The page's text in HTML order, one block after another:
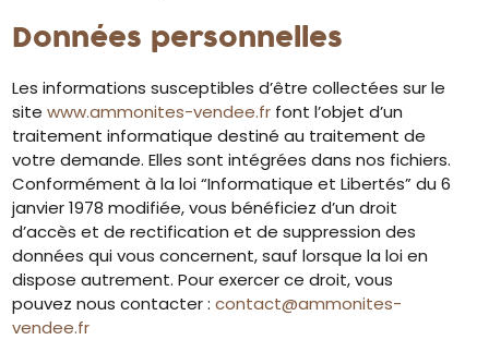
Données personnelles
Les informations susceptibles d’être collectées sur le
sitewww.ammonites-vendee.fr font l’objet d’un
traitement informatique destiné au traitement de
votre demande. Elles sont intégrées dans nos fichiers.
Conformément à la loi “Informatique et Libertés” du 6
janvier 1978 modifiée, vous bénéficiez d’un droit
d’accès et de rectification et de suppression des
données qui vous concernent, sauf lorsque la loi en
dispose autrement. Pour exercer ce droit, vous
pouvez nous contacter :contact@ammonites-
vendee.fr